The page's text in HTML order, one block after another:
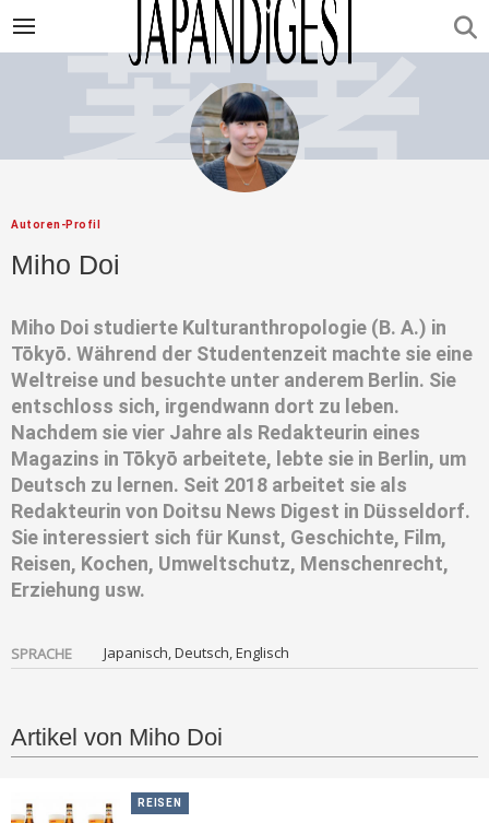
Autoren-Profil
Miho Doi
Miho Doi studierte Kulturanthropologie (B. A.) in
Tōkyō. Während der Studentenzeit machte sie eine
Weltreise und besuchte unter anderem Berlin. Sie
entschloss sich, irgendwann dort zu leben.
Nachdem sie vier Jahre als Redakteurin eines
Magazins in Tōkyō arbeitete, lebte sie in Berlin, um
Deutsch zu lernen. Seit 2018 arbeitet sie als
Redakteurin von Doitsu News Digest in Düsseldorf.
Sie interessiert sich für Kunst, Geschichte, Film,
Reisen, Kochen, Umweltschutz, Menschenrecht,
Erziehung usw.
SPRACHE Japanisch, Deutsch, Englisch
Artikel von Miho Doi
REISEN